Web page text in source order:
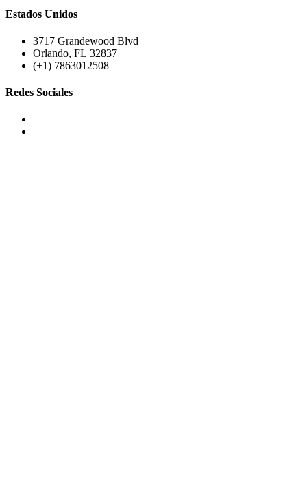
Estados Unidos
3717 Grandewood Blvd
Orlando, FL 32837
(+1) 7863012508
Redes Sociales